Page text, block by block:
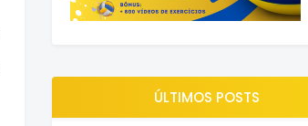
ÚLTIMOS POSTS